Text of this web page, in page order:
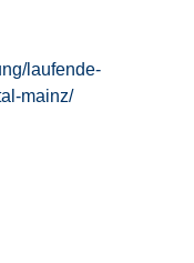
laufende-
mainz/